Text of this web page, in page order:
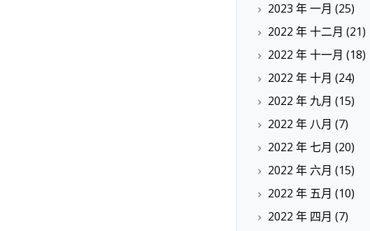
2023 年 一月 (25)
2022 年 十二月 (21)
2022 年 十一月 (18)
2022 年 十月 (24)
2022 年 九月 (15)
2022 年 八月 (7)
2022 年 七月 (20)
2022 年 六月 (15)
2022 年 五月 (10)
2022 年 四月 (7)